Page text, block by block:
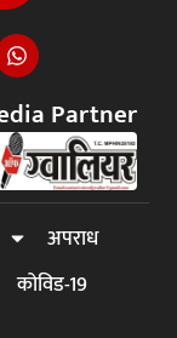
Partner
अपराध
कोविड-19